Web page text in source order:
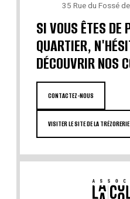
35 Rue du Fossé
SI VOUS ÊTES DE
QUARTIER,
DÉCOUVRIR NOS
CONTACTEZ-NOUS
VISITER LE SITE DE LA TRÉZORERIE